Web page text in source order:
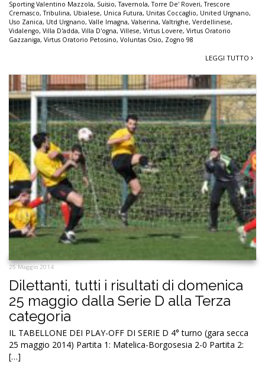
Sporting Valentino Mazzola, Suisio,Tavernola,Torre De' Roveri,Trescore
Cremasco,Tribulina, Ubialese, Unica Futura, Unitas Coccaglio, United Urgnano,
Uso Zanica, Utd Urgnano, Valle Imagna, Valserina, Valtrighe, Verdellinese,
Vidalengo, Villa D'adda, Villa D'ogna, Villese, Virtus Lovere, Virtus Oratorio
Gazzaniga, Virtus Oratorio Petosino, Voluntas Osio, Zogno 98
LEGGI TUTTO
25 Maggio 2014
Dilettanti, tutti i risultati di domenica
25 maggio dalla Serie D alla Terza
categoria
IL TABELLONE DEI PLAY-OFF DI SERIE D 4° turno (gara secca
25 maggio 2014) Partita 1: Matelica-Borgosesia 2-0 Partita 2:
[…]